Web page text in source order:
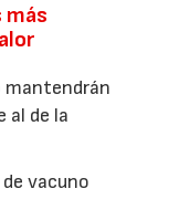
más
mantendrán
de la
vacuno